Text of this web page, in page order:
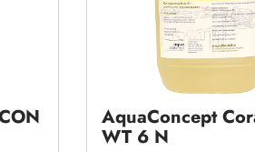
AquaConcept
WT 6 N